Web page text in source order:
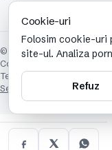
© 2026 TechCafe. Toate
Contact
Termeni și condiții
Setări cookie-uri
Cookie-uri
Folosim cookie-uri
site-ul. Analiza
Refuz